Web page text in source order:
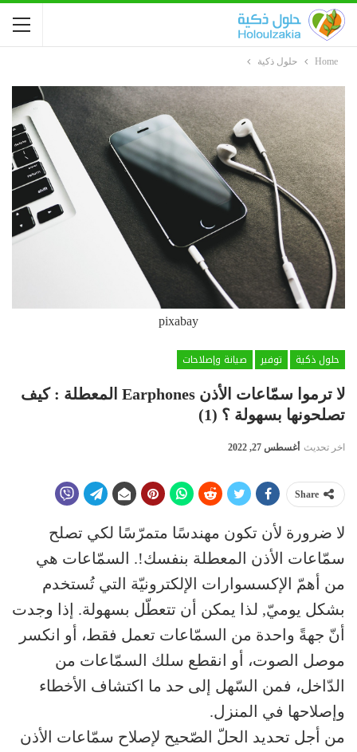
Home حلول ذكية
pixabay
حلول ذكية توفير
صيانة وإصلاحات
لا ترموا سمّاعات الأذن Earphones المعطلة : كيف
تصلحونها بسهولة ؟ (1)
اخر تحديث أغسطس 27, 2022
Share
لا ضرورة لأن تكون مهندسًا متمرّسًا لكي تصلح
سمّاعات الأذن المعطلة بنفسك!. السمّاعات هي
من أهمّ الإكسسوارات الإلكترونيّة التي تُستخدم
بشكل يوميّ, لذا يمكن أن تتعطّل بسهولة. إذا وجدت
أنّ جهةً واحدة من السمّاعات تعمل فقط، أو انكسر
موصل الصوت، أو انقطع سلك السمّاعات من
الدّاخل، فمن السّهل إلى حد ما اكتشاف الأخطاء
وإصلاحها في المنزل.
من أجل تحديد الحلّ الصّحيح لإصلاح سمّاعات الأذن